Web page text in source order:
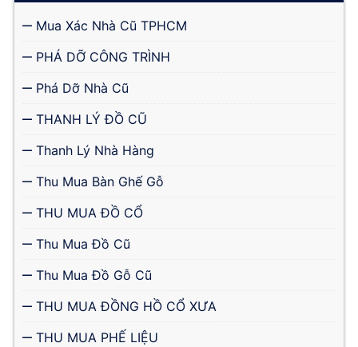
Mua Xác Nhà Cũ TPHCM
PHÁ DỠ CÔNG TRÌNH
Phá Dỡ Nhà Cũ
THANH LÝ ĐỒ CŨ
Thanh Lý Nhà Hàng
Thu Mua Bàn Ghế Gỗ
THU MUA ĐỒ CỔ
Thu Mua Đồ Cũ
Thu Mua Đồ Gỗ Cũ
THU MUA ĐỒNG HỒ CỔ XƯA
THU MUA PHẾ LIỆU